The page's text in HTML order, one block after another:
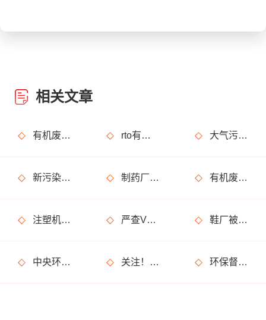
相关文章
有机废气治理工艺效率高吗？ rto有机废气处理设备处理效果怎么样？ 大气污染烟气指的是什么？
新污染物是什么？治理难在哪？如何治？ 制药厂废气处理不达标怎么解决，有哪些废气处理设备可以用? 有机废气是什么?处理方法有哪些?
注塑机废气处理用什么设备?净化效果怎么样? 严查VOCs环境违法行为，工业企业要注意了 鞋厂被罚20万是怎么回事?是废气处理不达标?
中央环保督察亮出“利剑”，省级督察难道就不受关注了？ 关注！3月1日将施行这些环保政策及行业标准，和你我生活有关！ 环保督察又要来了?这些事儿坚决不能做!